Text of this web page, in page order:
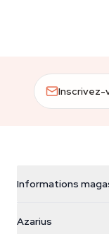
Inscrivez-
Informations
Galvaniweg 11
Azarius